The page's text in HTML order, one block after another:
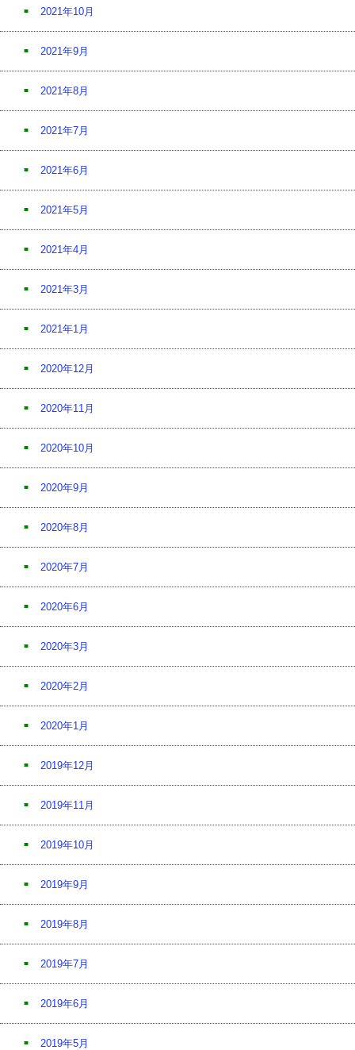
2021年10月
2021年9月
2021年8月
2021年7月
2021年6月
2021年5月
2021年4月
2021年3月
2021年1月
2020年12月
2020年11月
2020年10月
2020年9月
2020年8月
2020年7月
2020年6月
2020年3月
2020年2月
2020年1月
2019年12月
2019年11月
2019年10月
2019年9月
2019年8月
2019年7月
2019年6月
2019年5月